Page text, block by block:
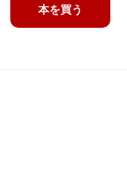
本を買う